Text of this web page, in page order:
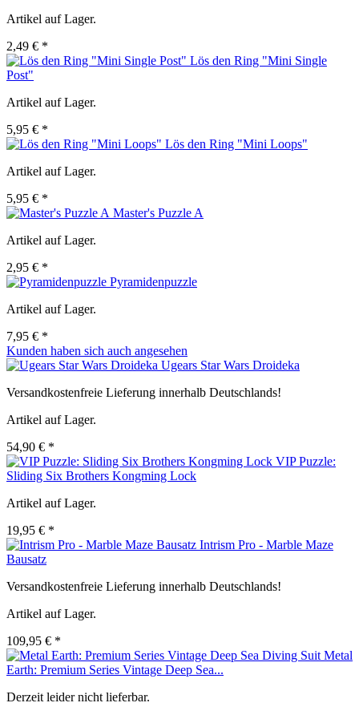
Artikel auf Lager.
2,49 € *
Lös den Ring "Mini Single
Post"
Artikel auf Lager.
5,95 € *
Lös den Ring "Mini Loops"
Artikel auf Lager.
5,95 € *
Master's Puzzle A
Artikel auf Lager.
2,95 € *
Pyramidenpuzzle
Artikel auf Lager.
7,95 € *
Kunden haben sich auch angesehen
Ugears Star Wars Droideka
Versandkostenfreie Lieferung innerhalb Deutschlands!
Artikel auf Lager.
54,90 € *
VIP Puzzle:
Sliding Six Brothers Kongming Lock
Artikel auf Lager.
19,95 € *
Intrism Pro - Marble Maze
Bausatz
Versandkostenfreie Lieferung innerhalb Deutschlands!
Artikel auf Lager.
109,95 € *
Metal
Earth: Premium Series Vintage Deep Sea...
Derzeit leider nicht lieferbar.